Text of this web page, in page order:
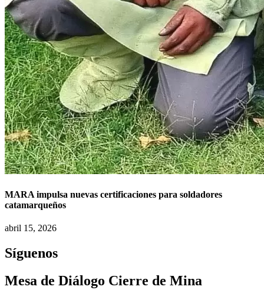
MARA impulsa nuevas certificaciones para soldadores
catamarqueños
abril 15, 2026
Síguenos
Mesa de Diálogo Cierre de Mina